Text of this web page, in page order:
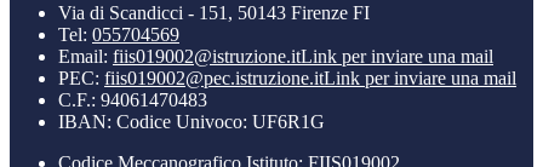
Via di Scandicci - 151, 50143 Firenze FI
Tel: 055704569
Email: fiis019002@istruzione.itLink per inviare una mail
PEC: fiis019002@pec.istruzione.itLink per inviare una mail
C.F.: 94061470483
IBAN: Codice Univoco: UF6R1G
Codice Meccanografico Istituto: FIIS019002